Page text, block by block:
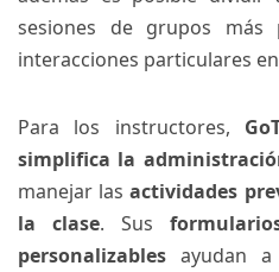
sesiones de grupos más
interacciones particulares
Para los instructores,
simplifica la
manejar lasactividades
la clase. Sus
personalizables ayudan